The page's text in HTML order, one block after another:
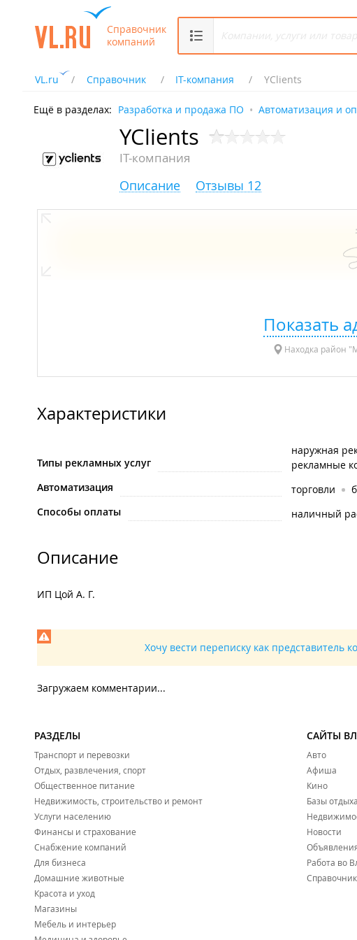
Справочник
компаний
VL.ru Справочник IT-компания YClients
Ещё в разделах: Разработка и продажа ПО Автоматизация и
YClients
IT-компания
Описание Отзывы 12
Показать
Находка район
Характеристики
Типы рекламных услуг
наружная
рекламные
Автоматизация
торговли
Способы оплаты
наличный
Описание
ИП Цой А. Г.
Хочу вести переписку как представитель
Загружаем комментарии...
РАЗДЕЛЫ
Транспорт и перевозки
Отдых, развлечения, спорт
Общественное питание
Недвижимость, строительство и ремонт
Услуги населению
Финансы и страхование
Снабжение компаний
Для бизнеса
Домашние животные
Красота и уход
Магазины
Мебель и интерьер
САЙТЫ
Авто
Афиша
Кино
Базы отдыха
Новости
Работа во